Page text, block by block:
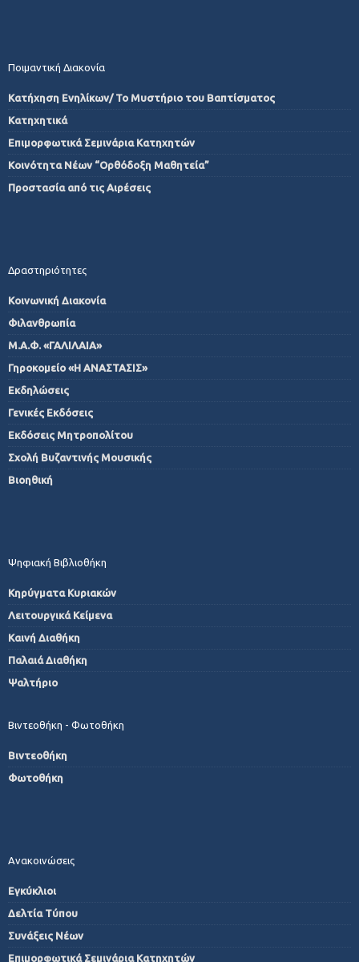
Ποιμαντική Διακονία
Κατήχηση Ενηλίκων/ Το Μυστήριο του Βαπτίσματος
Κατηχητικά
Επιμορφωτικά Σεμινάρια Κατηχητών
Κοινότητα Νέων “Ορθόδοξη Μαθητεία”
Προστασία από τις Αιρέσεις
Δραστηριότητες
Κοινωνική Διακονία
Φιλανθρωπία
Μ.Α.Φ. «ΓΑΛΙΛΑΙΑ»
Γηροκομείο «Η ΑΝΑΣΤΑΣΙΣ»
Εκδηλώσεις
Γενικές Εκδόσεις
Εκδόσεις Μητροπολίτου
Σχολή Βυζαντινής Μουσικής
Βιοηθική
Ψηφιακή Βιβλιοθήκη
Κηρύγματα Κυριακών
Λειτουργικά Κείμενα
Καινή Διαθήκη
Παλαιά Διαθήκη
Ψαλτήριο
Βιντεοθήκη - Φωτοθήκη
Βιντεοθήκη
Φωτοθήκη
Ανακοινώσεις
Εγκύκλιοι
Δελτία Τύπου
Συνάξεις Νέων
Επιμορφωτικά Σεμινάρια Κατηχητών